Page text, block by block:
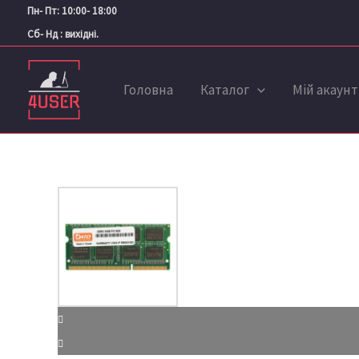
ПерейтиПн- Пт: 10:00- 18:00
Сб- Нд : вихідні.
Головна Каталог Мій акаунт